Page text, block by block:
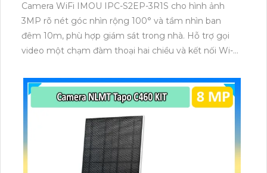
Camera WiFi IMOU IPC-S2EP-3R1S cho hình ảnh
3MP rõ nét góc nhìn rộng 100° và tầm nhìn ban
đêm 10m, phù hợp giám sát trong nhà. Hỗ trợ gọi
video một chạm đàm thoại hai chiều và kết nối Wi-Fi
microSD tối đa 256GB hoặc lưu đám mây dễ lắp đặt
cho gia đình và văn phòng nhỏ.